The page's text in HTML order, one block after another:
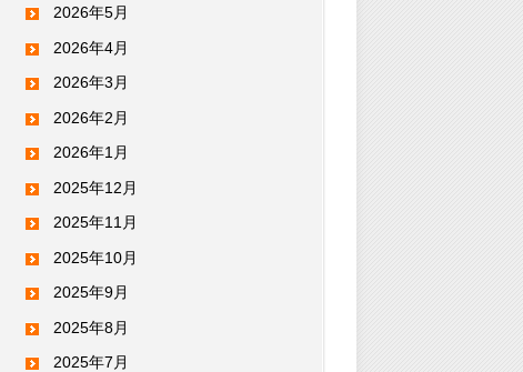
2026年5月
2026年4月
2026年3月
2026年2月
2026年1月
2025年12月
2025年11月
2025年10月
2025年9月
2025年8月
2025年7月